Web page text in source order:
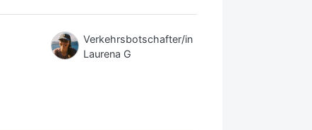
Verkehrsbotschafter/in
Laurena G